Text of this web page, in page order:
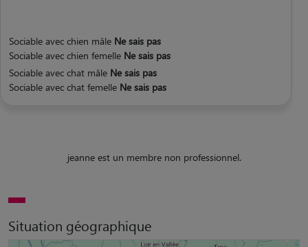
Sociable avec chien mâle Ne sais pas
Sociable avec chien femelle Ne sais pas
Sociable avec chat mâle Ne sais pas
Sociable avec chat femelle Ne sais pas
jeanne est un membre non professionnel.
Situation géographique